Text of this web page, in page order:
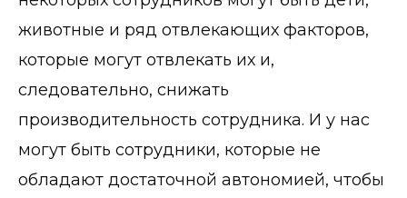
животные и ряд отвлекающих факторов,
которые могут отвлекать их и,
следовательно, снижать
производительность сотрудника. И у нас
могут быть сотрудники, которые не
обладают достаточной автономией, чтобы